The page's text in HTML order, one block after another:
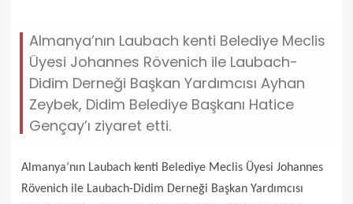
Almanya’nın Laubach kenti Belediye Meclis
Üyesi Johannes Rövenich ile Laubach-
Didim Derneği Başkan Yardımcısı Ayhan
Zeybek, Didim Belediye Başkanı Hatice
Gençay’ı ziyaret etti.
Almanya’nın Laubach kenti Belediye Meclis Üyesi Johannes
Rövenich ile Laubach-Didim Derneği Başkan Yardımcısı